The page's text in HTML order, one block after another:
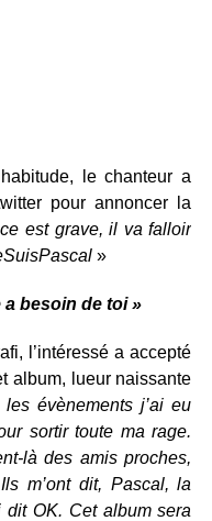
le chanteur a
pour annoncer la
est grave, il va falloir
»
a besoin de toi »
l’intéressé a accepté
album, lueur naissante
évènements j’ai eu
sortir toute ma rage.
là des amis proches,
m’ont dit, Pascal, la
dit OK. Cet album sera